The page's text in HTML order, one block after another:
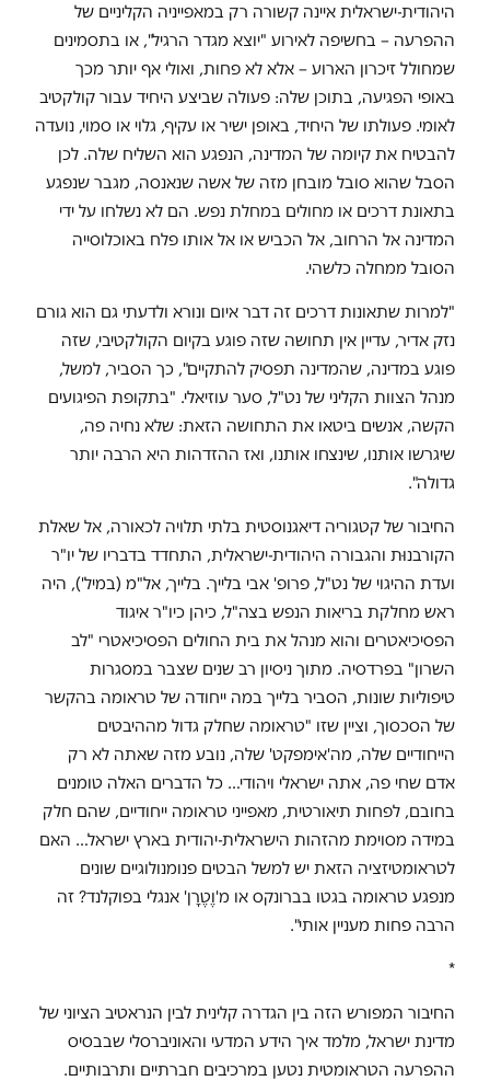
היהודית-ישראלית איינה קשורה רק במאפייניה הקליניים של
ההפרעה – בחשיפה לאירוע "יוצא מגדר הרגיל", או בתסמינים
שמחולל זיכרון הארוע – אלא לא פחות, ואולי אף יותר מכך
באופי הפגיעה, בתוכן שלה: פעולה שביצע היחיד עבור קולקטיב
לאומי. פעולתו של היחיד, באופן ישיר או עקיף, גלוי או סמוי, נועדה
להבטיח את קיומה של המדינה, הנפגע הוא השליח שלה. לכן
הסבל שהוא סובל מובחן מזה של אשה שנאנסה, מגבר שנפגע
בתאונת דרכים או מחולים במחלת נפש. הם לא נשלחו על ידי
המדינה אל הרחוב, אל הכביש או אל אותו פלח באוכלוסייה
הסובל ממחלה כלשהי.
"למרות שתאונות דרכים זה דבר איום ונורא ולדעתי גם הוא גורם
נזק אדיר, עדיין אין תחושה שזה פוגע בקיום הקולקטיבי, שזה
פוגע במדינה, שהמדינה תפסיק להתקיים", כך הסביר, למשל,
מנהל הצוות הקליני של נט"ל, סער עוזיאלי. "בתקופת הפיגועים
הקשה, אנשים ביטאו את התחושה הזאת: שלא נחיה פה,
שיגרשו אותנו, שינצחו אותנו, ואז ההזדהות היא הרבה יותר
גדולה".
החיבור של קטגוריה דיאגנוסטית בלתי תלויה לכאורה, אל שאלת
הקורבנוּת והגבורה היהודית-ישראלית, התחדד בדבריו של יו"ר
ועדת ההיגוי של נט"ל, פרופ' אבי בלייך. בלייך, אל"מ (במיל'), היה
ראש מחלקת בריאות הנפש בצה"ל, כיהן כיו"ר איגוד
הפסיכיאטרים והוא מנהל את בית החולים הפסיכיאטרי "לב
השרון" בפרדסיה. מתוך ניסיון רב שנים שצבר במסגרות
טיפוליות שונות, הסביר בלייך במה ייחודה של טראומה בהקשר
של הסכסוך, וציין שזו "טראומה שחלק גדול מההיבטים
הייחודיים שלה, מה'אימפקט' שלה, נובע מזה שאתה לא רק
אדם שחי פה, אתה ישראלי ויהודי… כל הדברים האלה טומנים
בחובם, לפחות תיאורטית, מאפייני טראומה ייחודיים, שהם חלק
במידה מסוימת מהזהות הישראלית-יהודית בארץ ישראל… האם
לטראומטיזציה הזאת יש למשל הבטים פנומנולוגיים שונים
מנפגע טראומה בגטו בברונקס או מ'וֶטֶרָן' אנגלי בפוקלנד? זה
הרבה פחות מעניין אותי".
*
החיבור המפורש הזה בין הגדרה קלינית לבין הנראטיב הציוני של
מדינת ישראל, מלמד איך הידע המדעי והאוניברסלי שבבסיס
ההפרעה הטראומטית נטען במרכיבים חברתיים ותרבותיים.